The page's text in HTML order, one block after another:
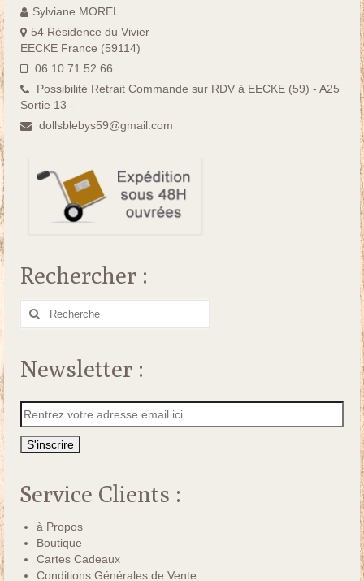
Sylviane MOREL
54 Résidence du Vivier
EECKE France (59114)
06.10.71.52.66
Possibilité Retrait Commande sur RDV à EECKE (59) - A25
Sortie 13 -
dollsblebys59@gmail.com
Rechercher :
Rechercher
Newsletter :
Service Clients :
à Propos
Boutique
Cartes Cadeaux
Conditions Générales de Vente